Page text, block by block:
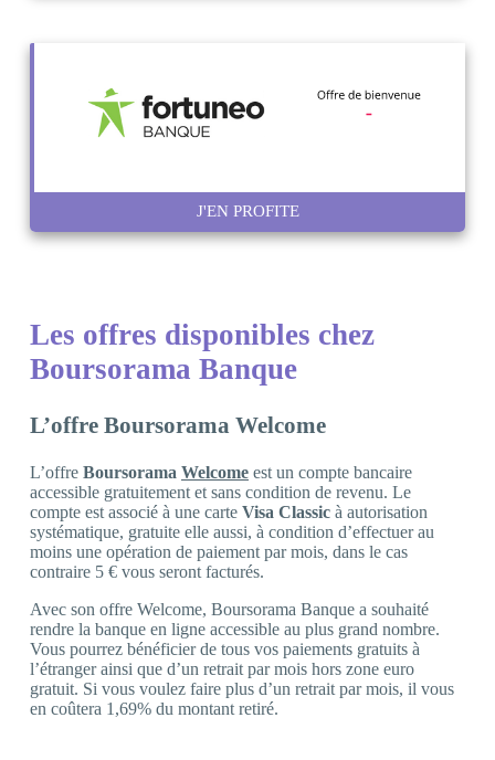
J'EN PROFITE
Les offres disponibles chez
Boursorama Banque
L’offre Boursorama Welcome
L’offre Boursorama Welcome est un compte bancaire
accessible gratuitement et sans condition de revenu. Le
compte est associé à une carte Visa Classic à autorisation
systématique, gratuite elle aussi, à condition d’effectuer au
moins une opération de paiement par mois, dans le cas
contraire 5 € vous seront facturés.
Avec son offre Welcome, Boursorama Banque a souhaité
rendre la banque en ligne accessible au plus grand nombre.
Vous pourrez bénéficier de tous vos paiements gratuits à
l’étranger ainsi que d’un retrait par mois hors zone euro
gratuit. Si vous voulez faire plus d’un retrait par mois, il vous
en coûtera 1,69% du montant retiré.